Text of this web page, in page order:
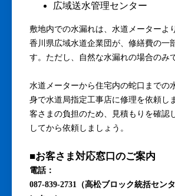
広域送水管理センター
敷地内での水漏れは、水道メーターよ
香川県広域水道企業団が、修繕費の一
す。ただし、自然な水漏れの場合のみ
水道メーターから住宅内の蛇口までの
身で水道局指定工事店に修理を依頼し
客さまの負担のため、見積もりを確認
してから依頼しましょう。
■お客さま対応窓口のご案内
電話：
087-839-2731（高松ブロック統括セン